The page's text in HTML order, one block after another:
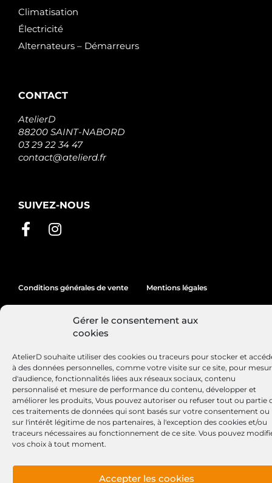
Gérer le consentement aux
cookies
AtelierD souhaite utiliser des cookies ou traceurs pour stocker et
à des données personnelles, comme votre visite sur ce site, pour
d'audience, fonctionnalités liées aux réseaux sociaux, contenu
personnalisé et mesure de performance du contenu, développer et
améliorer les produits, Vous pouvez autoriser ou refuser tout ou partie
ces traitements de données qui sont basés sur votre consentement ou
sur l'intérêt légitime de nos partenaires, à l'exception des cookies et/ou
traceurs nécessaires au fonctionnement de ce site. Vous pouvez
vos choix à tout moment.
Accepter les cookies
Climatisation
Électricité
Alternateurs – Démarreurs
CONTACT
AtelierD
88200 SAINT-NABORD
03 29 22 34 47
contact@atelierd.fr
SUIVEZ-NOUS
Conditions générales de vente Mentions légales
Site réalisé par LézardsCréation